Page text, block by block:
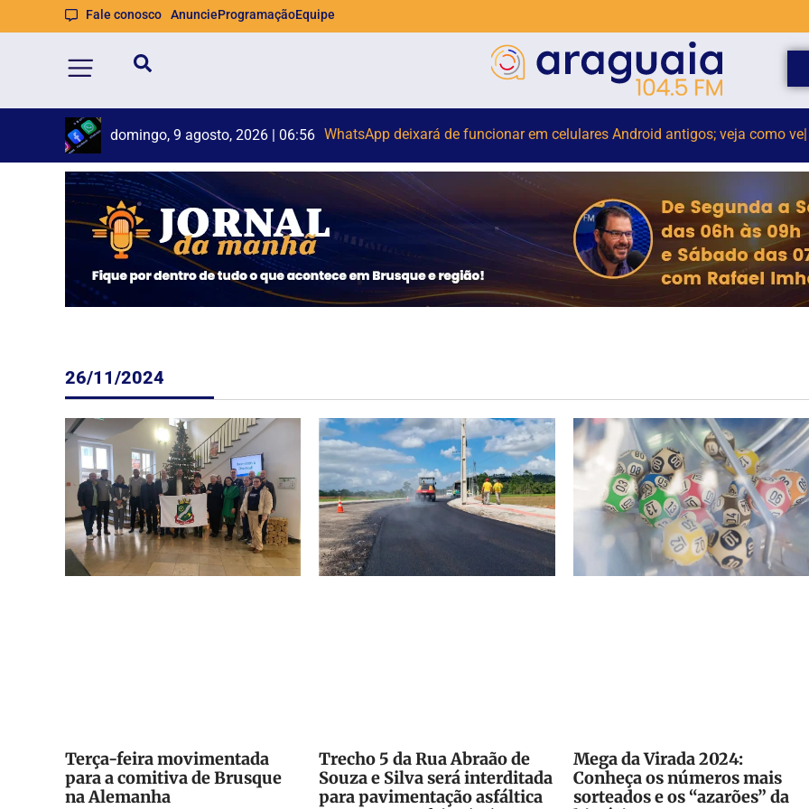
Fale conosco AnuncieProgramaçãoEquipe
domingo, 9 agosto, 2026 | 06:56
domingo, 9 agosto, 2026 | 06:55 Vaz
VÍDEO: Guarda de Trânsito de Brusque vira tema de aniversário e reforça
26/11/2024
Terça-feira movimentada
para a comitiva de Brusque
na Alemanha
Trecho 5 da Rua Abraão de
Souza e Silva será interditada
para pavimentação asfáltica
Mega da Virada 2024:
Conheça os números mais
sorteados e os “azarões” da